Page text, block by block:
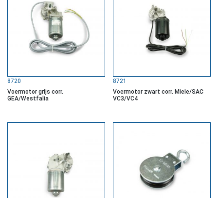
8720
Voermotor grijs corr.
GEA/Westfalia
8721
Voermotor zwart corr. Miele/SAC
VC3/VC4